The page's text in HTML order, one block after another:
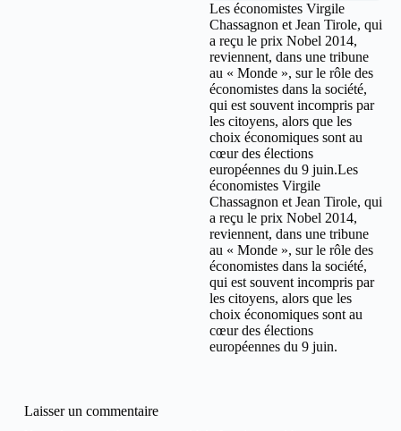
Les économistes Virgile
Chassagnon et Jean Tirole, qui
a reçu le prix Nobel 2014,
reviennent, dans une tribune
au « Monde », sur le rôle des
économistes dans la société,
qui est souvent incompris par
les citoyens, alors que les
choix économiques sont au
cœur des élections
européennes du 9 juin.Les
économistes Virgile
Chassagnon et Jean Tirole, qui
a reçu le prix Nobel 2014,
reviennent, dans une tribune
au « Monde », sur le rôle des
économistes dans la société,
qui est souvent incompris par
les citoyens, alors que les
choix économiques sont au
cœur des élections
européennes du 9 juin.
Laisser un commentaire